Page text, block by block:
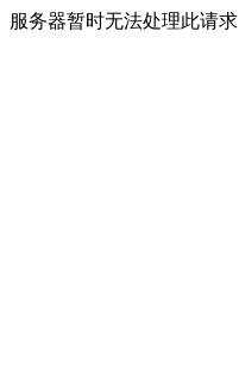
服务器暂时无法处理此请求